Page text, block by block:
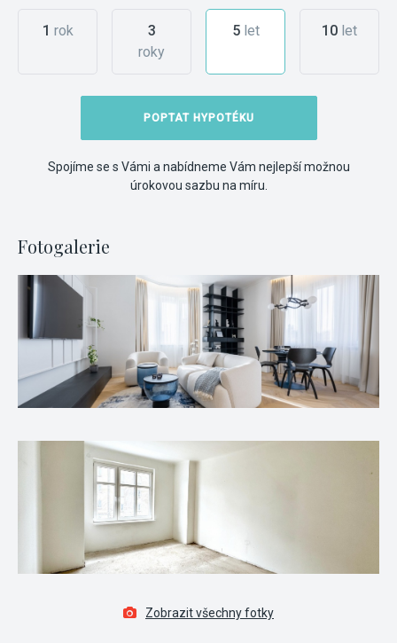
1 rok
3
roky
5let 10 let
POPTAT HYPOTÉKU
Spojíme se s Vámi a nabídneme Vám nejlepší možnou
úrokovou sazbu na míru.
Fotogalerie
Zobrazit všechny fotky